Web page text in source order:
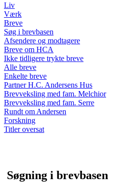
Liv
Værk
Breve
Søg i brevbasen
Afsendere og modtagere
Breve om HCA
Ikke tidligere trykte breve
Alle breve
Enkelte breve
Partner H.C. Andersens Hus
Brevveksling med fam. Melchior
Brevveksling med fam. Serre
Rundt om Andersen
Forskning
Titler oversat
Søgning i brevbasen